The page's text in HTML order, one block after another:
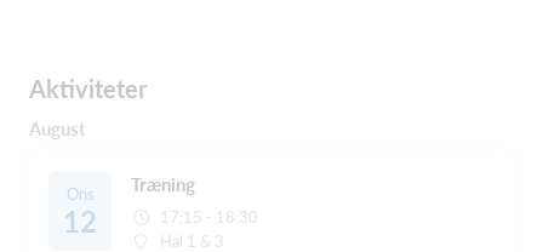
Aktiviteter
August
Ons
12
Træning
17:15 - 18:30
Hal 1 & 3